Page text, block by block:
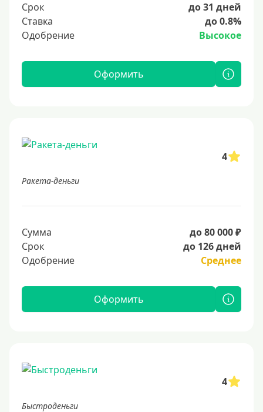
Срок
до 31 дней
Ставка
до 0.8%
Одобрение
Высокое
Оформить
4
Ракета-деньги
Сумма
до 80 000 ₽
Срок
до 126 дней
Одобрение
Среднее
Оформить
4
Быстроденьги